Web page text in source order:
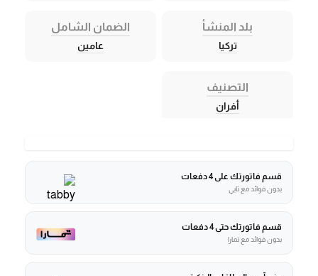
بلد المنشأ
تركيا
الضمان الشامل
عامين
التصنيف
أفران
قسم فاتورتك على 4 دفعات
بدون فوائد مع تابي
قسم فاتورتك حتى 4 دفعات
بدون فوائد مع تمارا